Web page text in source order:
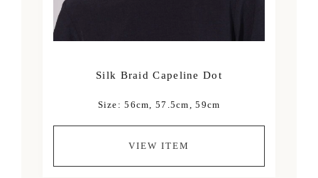
Silk Braid Capeline Dot
Size: 56cm, 57.5cm, 59cm
VIEW ITEM